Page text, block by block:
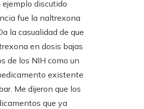
discutido
fue la naltrexona
la casualidad de que
en dosis bajas
de los NIH como un
existente
Me dijeron que los
que ya